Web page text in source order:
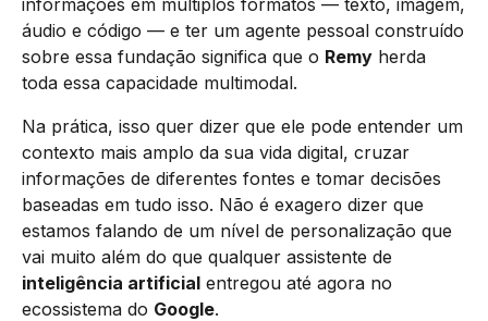
áudio e código — e ter um agente pessoal construído
sobre essa fundação significa que o Remy herda
toda essa capacidade multimodal.
Na prática, isso quer dizer que ele pode entender um
contexto mais amplo da sua vida digital, cruzar
informações de diferentes fontes e tomar decisões
baseadas em tudo isso. Não é exagero dizer que
estamos falando de um nível de personalização que
vai muito além do que qualquer assistente de
inteligência artificial entregou até agora no
ecossistema do Google.